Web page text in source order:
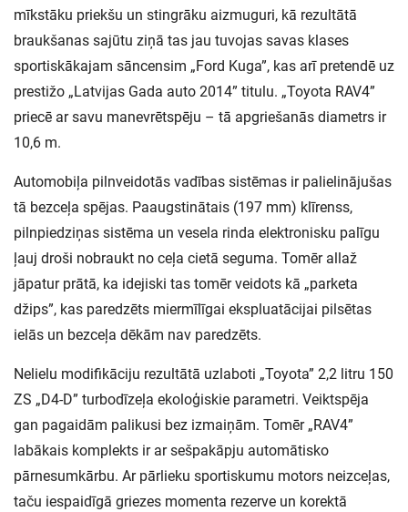
mīkstāku priekšu un stingrāku aizmuguri, kā rezultātā
braukšanas sajūtu ziņā tas jau tuvojas savas klases
sportiskākajam sāncensim „Ford Kuga”, kas arī pretendē uz
prestižo „Latvijas Gada auto 2014” titulu. „Toyota RAV4”
priecē ar savu manevrētspēju – tā apgriešanās diametrs ir
10,6 m.
Automobiļa pilnveidotās vadības sistēmas ir palielinājušas
tā bezceļa spējas. Paaugstinātais (197 mm) klīrenss,
pilnpiedziņas sistēma un vesela rinda elektronisku palīgu
ļauj droši nobraukt no ceļa cietā seguma. Tomēr allaž
jāpatur prātā, ka idejiski tas tomēr veidots kā „parketa
džips”, kas paredzēts miermīlīgai ekspluatācijai pilsētas
ielās un bezceļa dēkām nav paredzēts.
Nelielu modifikāciju rezultātā uzlaboti „Toyota” 2,2 litru 150
ZS „D4-D” turbodīzeļa ekoloģiskie parametri. Veiktspēja
gan pagaidām palikusi bez izmaiņām. Tomēr „RAV4”
labākais komplekts ir ar sešpakāpju automātisko
pārnesumkārbu. Ar pārlieku sportiskumu motors neizceļas,
taču iespaidīgā griezes momenta rezerve un korektā